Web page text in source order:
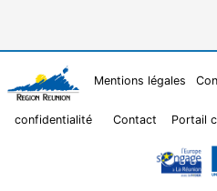
Mentions légales
confidentialité Contact Portail